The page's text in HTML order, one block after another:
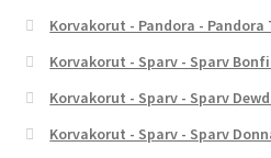
Korvakorut - Pandora - Pandora
Korvakorut - Sparv - Sparv
Korvakorut - Sparv - Sparv
Korvakorut - Sparv - Sparv